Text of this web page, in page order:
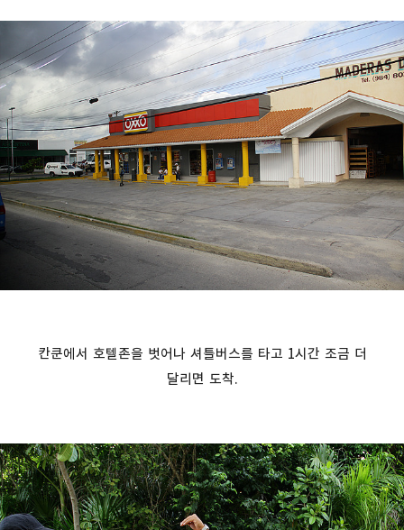
칸쿤에서 호텔존을 벗어나 셔틀버스를 타고 1시간 조금 더
달리면 도착.